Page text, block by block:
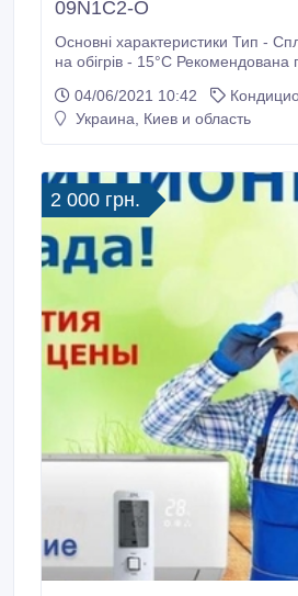
09N1C2-O
Основні характеристики Тип -
на обігрів - 15°C
компресору - Інверторний
Автоматичний режим, Вентиляція, Обігрів,
04/06/2021 10:42
Украина, Киев и область
2 000 грн.